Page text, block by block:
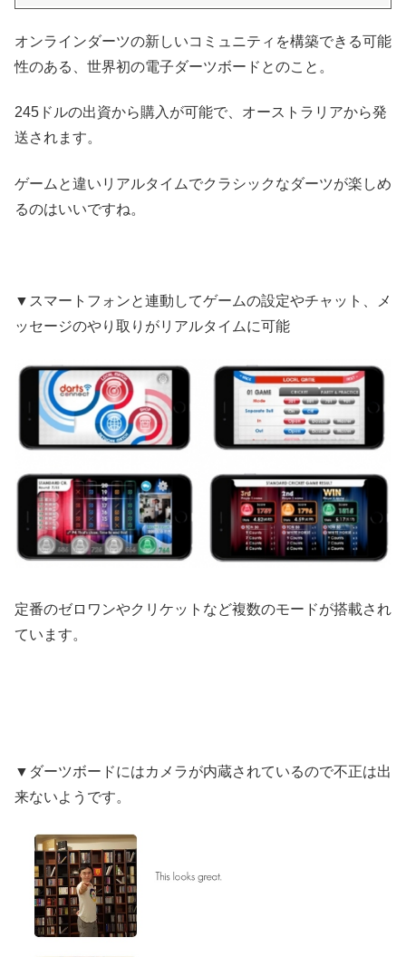
オンラインダーツの新しいコミュニティを構築できる可能
性のある、世界初の電子ダーツボードとのこと。
245ドルの出資から購入が可能で、オーストラリアから発
送されます。
ゲームと違いリアルタイムでクラシックなダーツが楽しめ
るのはいいですね。
▼スマートフォンと連動してゲームの設定やチャット、メ
ッセージのやり取りがリアルタイムに可能
定番のゼロワンやクリケットなど複数のモードが搭載され
ています。
▼ダーツボードにはカメラが内蔵されているので不正は出
来ないようです。